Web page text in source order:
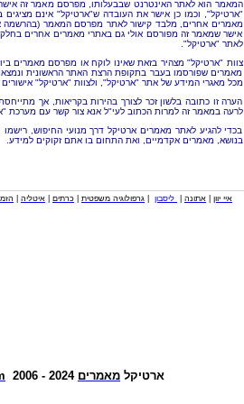
המאמר הוא לאתר האינטרנט שבבעלותו, מפרסם מאמר זה
"ארטיקל", וכמו כן אישר את העובדה ש"ארטיקל" אינם מציגים
מאמרים אחרים, מלבד קישור לאתר מפרסם המאמר (בהרשמה
אישר שמאמר זה מפורסם אולי גם באתרי מאמרים אחרים
לאתר "ארטיקל".
צוות "ארטיקל" מצהיר בזאת שאינו לוקח או מפרסם מאמרים
מאמרים שפורסמו בעבר בתקופת הרצת האתר הראשונית
מכל מאגרי המידע של אתר "ארטיקל", ולצוות "ארטיקל"
הערה זו כתובה בלשון זכר לצורך בהירות בקריאות, אך
לרעה במאמר זה למרות הכתוב לעי"ל אנא צור קשר עם מערכת "ארטיקל"
בכדי להגיע לאתר מאמרים ארטיקל דרך מנועי החיפוש,
בנושא, מאמרים אקדמיים, ואת התחום בו אתם זקוקים למידע.
איי יוון אתונה ליסבון גרפולוגיה משפטית כרתים איטליה
ארטיקל מאמרים 2024 - 2006